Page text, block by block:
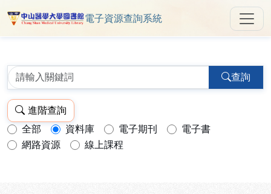
中山醫學大學圖書館 ReSearch
電子資源查詢系統
查詢
進階查詢
查詢模式：
全部 資料庫 電子期刊
電子書
網路資源
線上課程